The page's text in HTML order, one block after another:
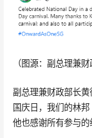
（图源：副总理兼
副总理兼财政部长
国庆日，我们的林
他也感谢所有参与的